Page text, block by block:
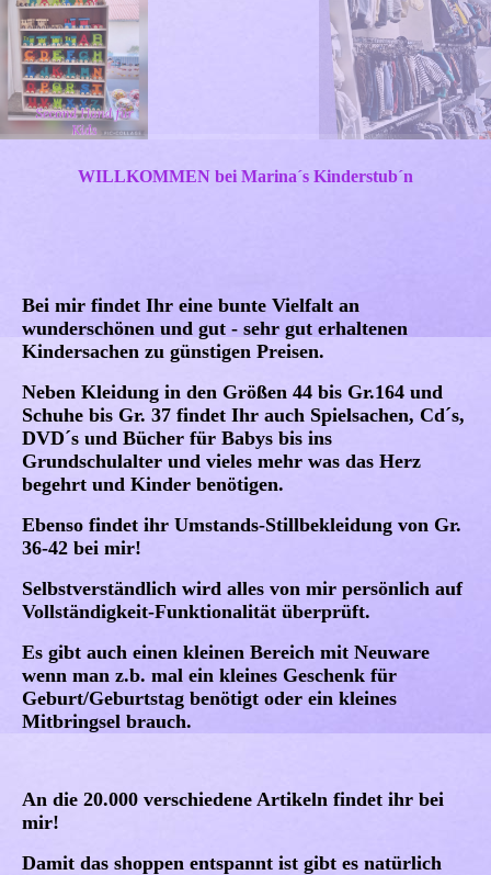
WILLKOMMEN bei Marina´s Kinderstub´n
Bei mir findet Ihr eine bunte Vielfalt an
wunderschönen und gut - sehr gut erhaltenen
Kindersachen zu günstigen Preisen.
Neben Kleidung in den Größen 44 bis Gr.164 und
Schuhe bis Gr. 37 findet Ihr auch Spielsachen, Cd´s,
DVD´s und Bücher für Babys bis ins
Grundschulalter und vieles mehr was das Herz
begehrt und Kinder benötigen.
Ebenso findet ihr Umstands-Stillbekleidung von Gr.
36-42 bei mir!
Selbstverständlich wird alles von mir persönlich auf
Vollständigkeit-Funktionalität überprüft.
Es gibt auch einen kleinen Bereich mit Neuware
wenn man z.b. mal ein kleines Geschenk für
Geburt/Geburtstag benötigt oder ein kleines
Mitbringsel brauch.
An die 20.000 verschiedene Artikeln findet ihr bei
mir!
Damit das shoppen entspannt ist gibt es natürlich